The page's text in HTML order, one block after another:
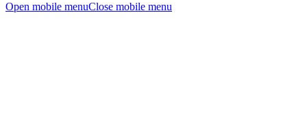
Open mobile menuClose mobile menu